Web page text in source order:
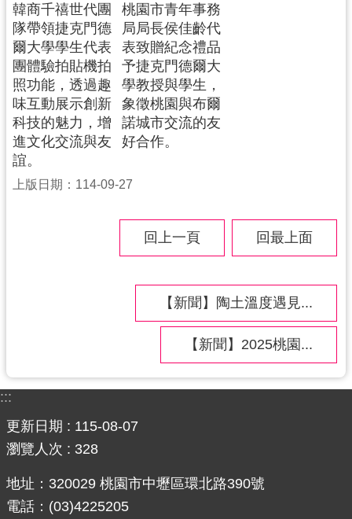
韓商千禧世代團
隊帶領捷克門德
爾大學學生代表
團體驗拍貼機拍
照功能，透過趣
味互動展示創新
科技的魅力，增
進文化交流與友
誼。
桃園市青年事務
局局長侯佳齡代
表致贈紀念禮品
予捷克門德爾大
學教授與學生，
象徵桃園與布爾
諾城市交流的友
好合作。
上版日期：114-09-27
回上一頁 回最上面
【新聞】陶土溫度遇見...
【新聞】2025桃園...
:::
更新日期
115-08-07
瀏覽人次
328
地址：320029 桃園市中壢區環北路390號
電話：(03)4225205